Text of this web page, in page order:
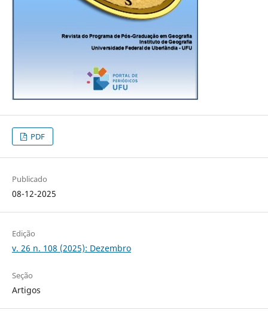
PDF
Publicado
08-12-2025
Edição
v. 26 n. 108 (2025): Dezembro
Seção
Artigos